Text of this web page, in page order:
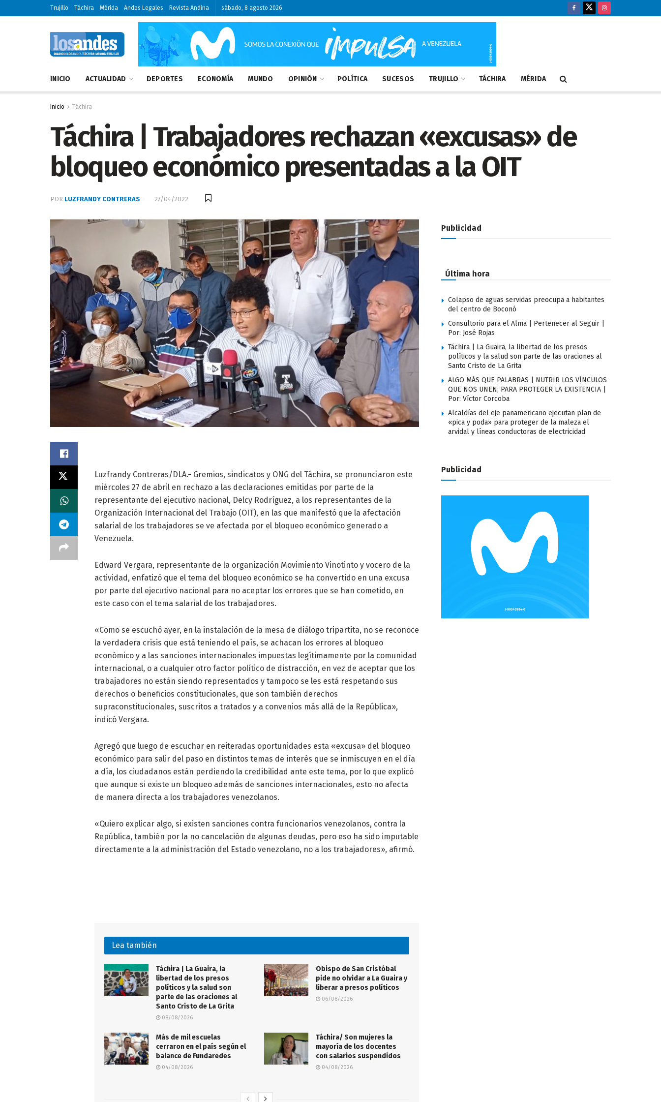
Trujillo Táchira Mérida Andes Legales Revista Andina sábado, 8 agosto 2026
INICIO ACTUALIDAD DEPORTES ECONOMÍA MUNDO OPINIÓN POLÍTICA SUCESOS TRUJILLO TÁCHIRA MÉRIDA
Inicio Táchira
Táchira | Trabajadores rechazan «excusas» de
bloqueo económico presentadas a la OIT
POR LUZFRANDY CONTRERAS 27/04/2022
Luzfrandy Contreras/DLA.- Gremios, sindicatos y ONG del Táchira, se pronunciaron este
miércoles 27 de abril en rechazo a las declaraciones emitidas por parte de la
representante del ejecutivo nacional, Delcy Rodríguez, a los representantes de la
Organización Internacional del Trabajo (OIT), en las que manifestó que la afectación
salarial de los trabajadores se ve afectada por el bloqueo económico generado a
Venezuela.
Edward Vergara, representante de la organización Movimiento Vinotinto y vocero de la
actividad, enfatizó que el tema del bloqueo económico se ha convertido en una excusa
por parte del ejecutivo nacional para no aceptar los errores que se han cometido, en
este caso con el tema salarial de los trabajadores.
«Como se escuchó ayer, en la instalación de la mesa de diálogo tripartita, no se reconoce
la verdadera crisis que está teniendo el país, se achacan los errores al bloqueo
económico y a las sanciones internacionales impuestas legítimamente por la comunidad
internacional, o a cualquier otro factor político de distracción, en vez de aceptar que los
trabajadores no están siendo representados y tampoco se les está respetando sus
derechos o beneficios constitucionales, que son también derechos
supraconstitucionales, suscritos a tratados y a convenios más allá de la República»,
indicó Vergara.
Agregó que luego de escuchar en reiteradas oportunidades esta «excusa» del bloqueo
económico para salir del paso en distintos temas de interés que se inmiscuyen en el día
a día, los ciudadanos están perdiendo la credibilidad ante este tema, por lo que explicó
que aunque si existe un bloqueo además de sanciones internacionales, esto no afecta
de manera directa a los trabajadores venezolanos.
«Quiero explicar algo, si existen sanciones contra funcionarios venezolanos, contra la
República, también por la no cancelación de algunas deudas, pero eso ha sido imputable
directamente a la administración del Estado venezolano, no a los trabajadores», afirmó.
Lea también
Táchira | La Guaira, la
libertad de los presos
políticos y la salud son
parte de las oraciones al
Santo Cristo de La Grita
08/08/2026
Obispo de San Cristóbal
pide no olvidar a La Guaira y
liberar a presos políticos
06/08/2026
Más de mil escuelas
cerraron en el país según el
balance de Fundaredes
04/08/2026
Táchira/ Son mujeres la
mayoría de los docentes
con salarios suspendidos
04/08/2026
Publicidad
Última hora
Colapso de aguas servidas preocupa a habitantes
del centro de Boconó
Consultorio para el Alma | Pertenecer al Seguir |
Por: José Rojas
Táchira | La Guaira, la libertad de los presos
políticos y la salud son parte de las oraciones al
Santo Cristo de La Grita
ALGO MÁS QUE PALABRAS | NUTRIR LOS VÍNCULOS
QUE NOS UNEN; PARA PROTEGER LA EXISTENCIA |
Por: Víctor Corcoba
Alcaldías del eje panamericano ejecutan plan de
«pica y poda» para proteger de la maleza el
arvidal y líneas conductoras de electricidad
Publicidad